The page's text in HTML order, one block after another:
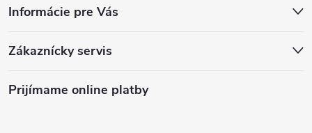
Informácie pre Vás
Zákaznícky servis
Prijímame online platby